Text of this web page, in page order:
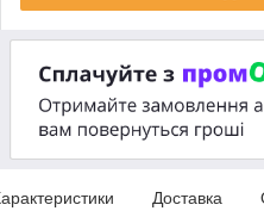
Доставка